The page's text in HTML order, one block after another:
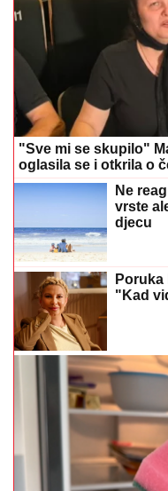
"Sve mi se skupilo"
oglasila se i otkrila o
Ne
vrste
djecu
"Kad